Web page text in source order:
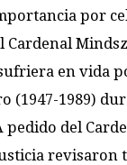
por
Cardenal
en vida
(1947-1989)
del
revisaron